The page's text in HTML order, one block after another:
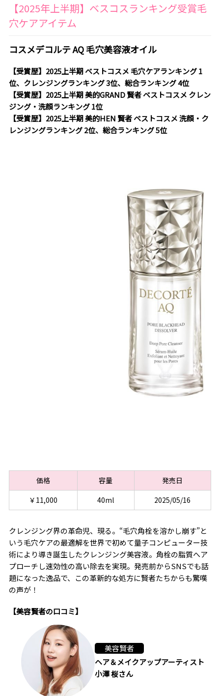
【2025年上半期】ベスコスランキング受賞毛
穴ケアアイテム
コスメデコルテ AQ 毛穴美容液オイル
【受賞歴】2025上半期 ベストコスメ 毛穴ケアランキング 1
位、クレンジングランキング 3位、総合ランキング 4位
【受賞歴】2025上半期 美的GRAND 賢者 ベストコスメ クレン
ジング・洗顔ランキング 1位
【受賞歴】2025上半期 美的HEN 賢者 ベストコスメ 洗顔・ク
レンジングランキング 2位、総合ランキング 5位
価格 容量
発売日
￥11,000
40ml 2025/05/16
クレンジング界の革命児、現る。“毛穴角栓を溶かし崩す”と
いう毛穴ケアの最適解を世界で初めて量子コンピューター技
術により導き誕生したクレンジング美容液。角栓の脂質へア
プローチし速効性の高い除去を実現。発売前からSNSでも話
題になった逸品で、この革新的な処方に賢者たちからも驚嘆
の声が！
【美容賢者の口コミ】
美容賢者
ヘア＆メイクアップアーティスト
小澤 桜さん